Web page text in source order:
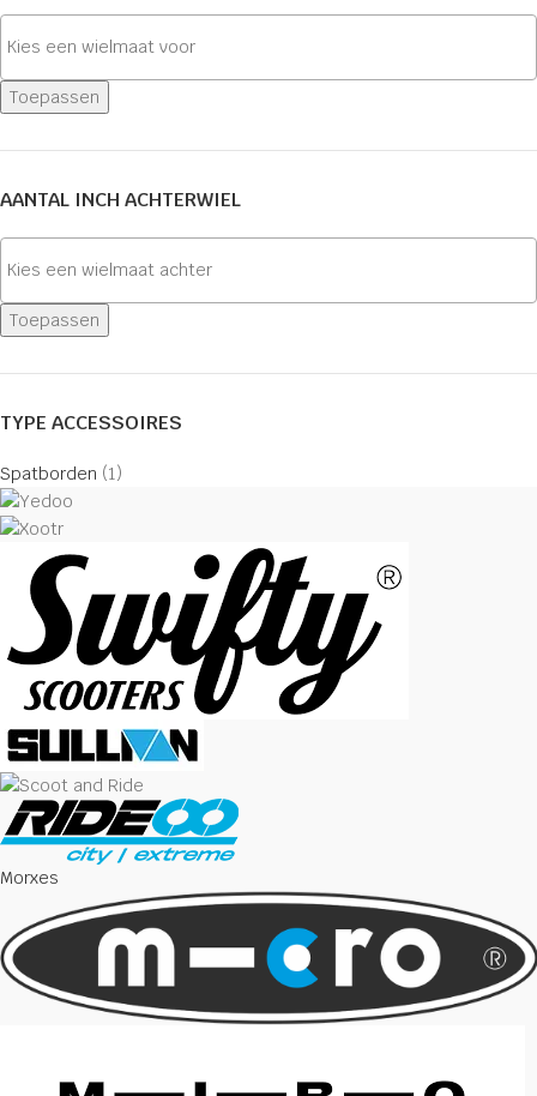
Toepassen
AANTAL INCH ACHTERWIEL
Toepassen
TYPE ACCESSOIRES
Spatborden (1)
Morxes